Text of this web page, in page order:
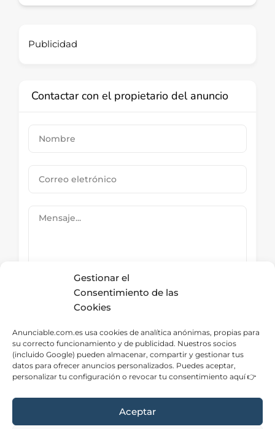
Gestionar el
Consentimiento de las
Cookies
Anunciable.com.es usa cookies de analítica anónimas, propias para
su correcto funcionamiento y de publicidad. Nuestros socios
(incluido Google) pueden almacenar, compartir y gestionar tus
datos para ofrecer anuncios personalizados. Puedes aceptar,
personalizar tu configuración o revocar tu consentimiento aquí 👉
Aceptar
Publicidad
Contactar con el propietario del anuncio
Submit Now
Directorio – Categorías